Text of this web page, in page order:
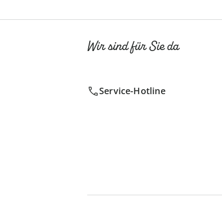
Wir sind für Sie da
Service-Hotline